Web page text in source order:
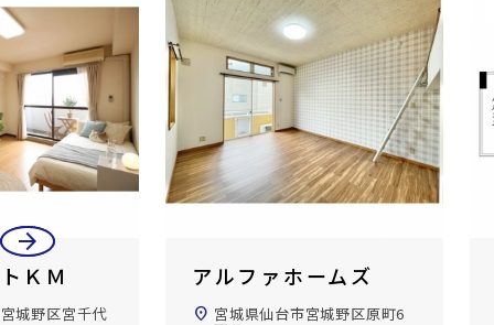
arrow_back
arrow_forward
ームズ
市宮城野区原町6
コンフォート榴ヶ岡